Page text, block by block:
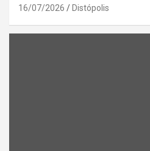
16/07/2026 Distópolis